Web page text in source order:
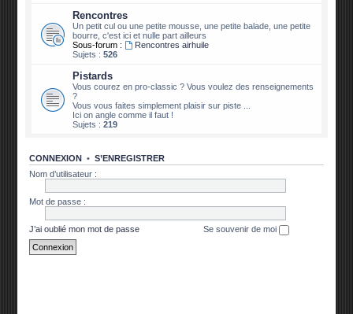
Rencontres
Un petit cul ou une petite mousse, une petite balade, une petite
bourre, c'est ici et nulle part ailleurs
Sous-forum :
Rencontres airhuile
Sujets :526
Pistards
Vous courez en pro-classic ? Vous voulez des renseignements
?
Vous vous faites simplement plaisir sur piste ...
Ici on angle comme il faut !
Sujets :219
CONNEXION •S’ENREGISTRER
Nom d’utilisateur :
Mot de passe :
J’ai oublié mon mot de passe Se souvenir de moi